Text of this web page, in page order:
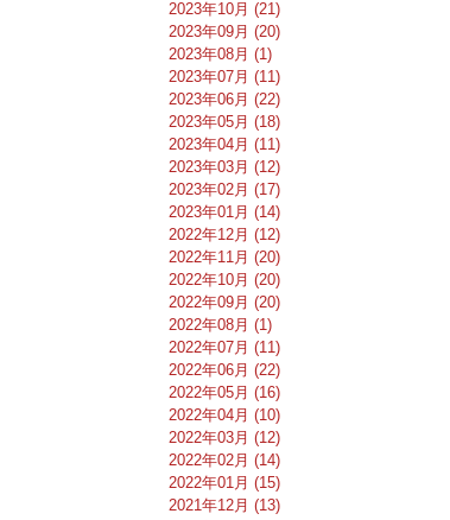
2023年10月 (21)
2023年09月 (20)
2023年08月 (1)
2023年07月 (11)
2023年06月 (22)
2023年05月 (18)
2023年04月 (11)
2023年03月 (12)
2023年02月 (17)
2023年01月 (14)
2022年12月 (12)
2022年11月 (20)
2022年10月 (20)
2022年09月 (20)
2022年08月 (1)
2022年07月 (11)
2022年06月 (22)
2022年05月 (16)
2022年04月 (10)
2022年03月 (12)
2022年02月 (14)
2022年01月 (15)
2021年12月 (13)